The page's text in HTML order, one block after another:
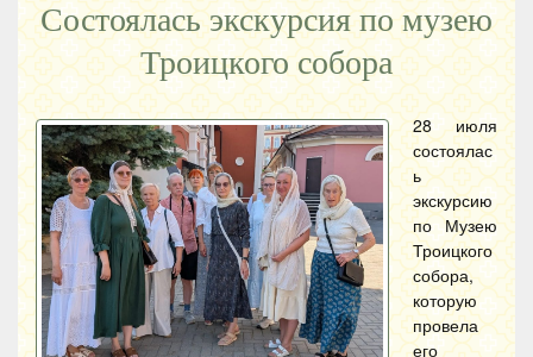
Состоялась экскурсия по музею
Троицкого собора
28 июля
состоялас
ь
экскурсию
по Музею
Троицкого
собора,
которую
провела
его